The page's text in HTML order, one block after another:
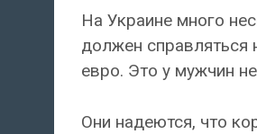
На Украине много
должен
евро. Это у мужчин
Они надеются, что